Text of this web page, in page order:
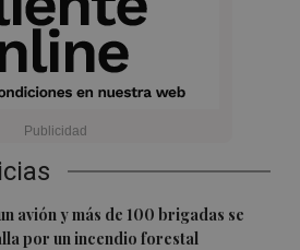
avión y más de 100 brigadas se
por un incendio forestal